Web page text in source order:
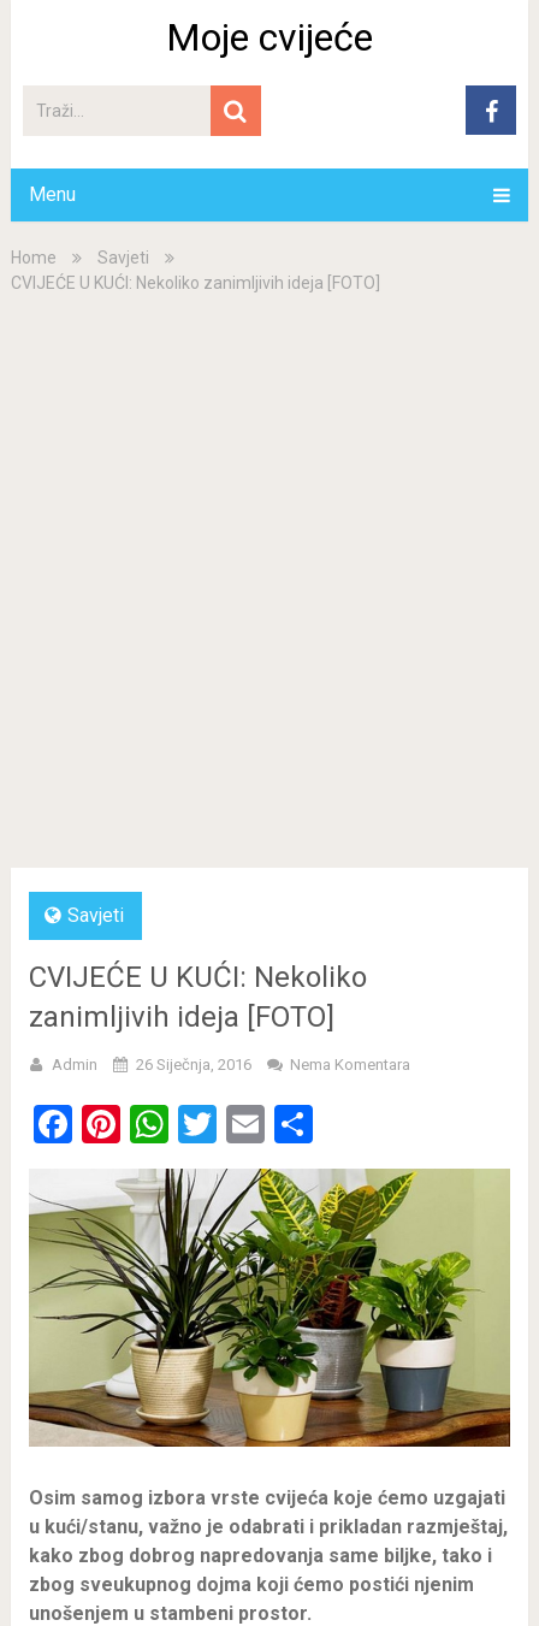
Moje cvijeće
Menu
Home
Savjeti
CVIJEĆE U KUĆI: Nekoliko zanimljivih ideja [FOTO]
Savjeti
CVIJEĆE U KUĆI: Nekoliko
zanimljivih ideja [FOTO]
Admin 26 Siječnja, 2016 Nema Komentara
Facebook
Pinterest
WhatsApp
Twitter
EmailShare
Osim samog izbora vrste cvijeća koje ćemo uzgajati
u kući/stanu, važno je odabrati i prikladan razmještaj,
kako zbog dobrog napredovanja same biljke, tako i
zbog sveukupnog dojma koji ćemo postići njenim
unošenjem u stambeni prostor.